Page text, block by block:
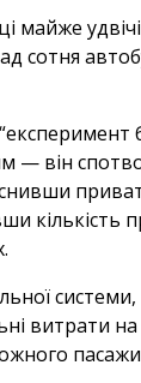
майже
сотня
— він
системи,
витрати